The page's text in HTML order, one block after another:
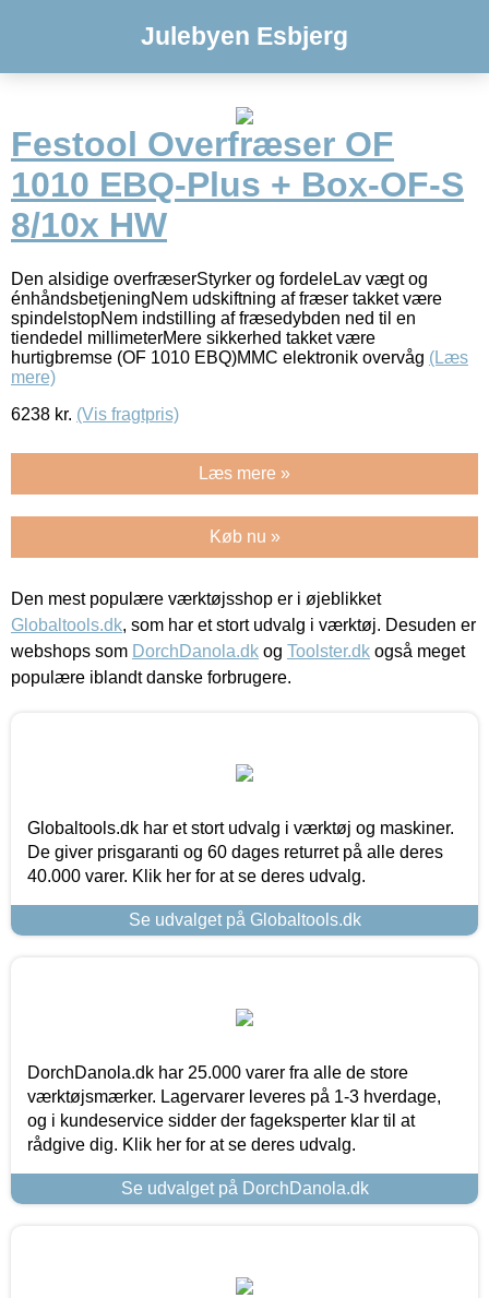
Julebyen Esbjerg
Festool Overfræser OF
1010 EBQ-Plus + Box-OF-S
8/10x HW
Den alsidige overfræserStyrker og fordeleLav vægt og
énhåndsbetjeningNem udskiftning af fræser takket være
spindelstopNem indstilling af fræsedybden ned til en
tiendedel millimeterMere sikkerhed takket være
hurtigbremse (OF 1010 EBQ)MMC elektronik overvåg (Læs
mere)
6238 kr. (Vis fragtpris)
Læs mere »
Køb nu »
Den mest populære værktøjsshop er i øjeblikket
Globaltools.dk, som har et stort udvalg i værktøj. Desuden er
webshops som DorchDanola.dk og Toolster.dk også meget
populære iblandt danske forbrugere.
Globaltools.dk har et stort udvalg i værktøj og maskiner.
De giver prisgaranti og 60 dages returret på alle deres
40.000 varer. Klik her for at se deres udvalg.
Se udvalget på Globaltools.dk
DorchDanola.dk har 25.000 varer fra alle de store
værktøjsmærker. Lagervarer leveres på 1-3 hverdage,
og i kundeservice sidder der fageksperter klar til at
rådgive dig. Klik her for at se deres udvalg.
Se udvalget på DorchDanola.dk